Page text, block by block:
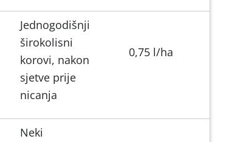
Jednogodišnji
širokolisni
korovi, nakon
sjetve prije
nicanja
0,75 l/ha
Neki